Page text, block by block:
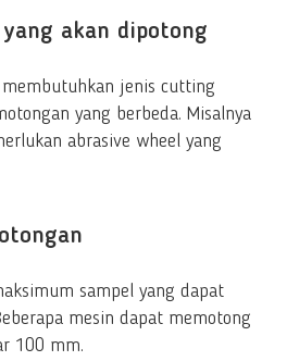
akan dipotong
jenis cutting
yang berbeda. Misalnya
abrasive wheel yang
sampel yang dapat
mesin dapat memotong
100 mm.